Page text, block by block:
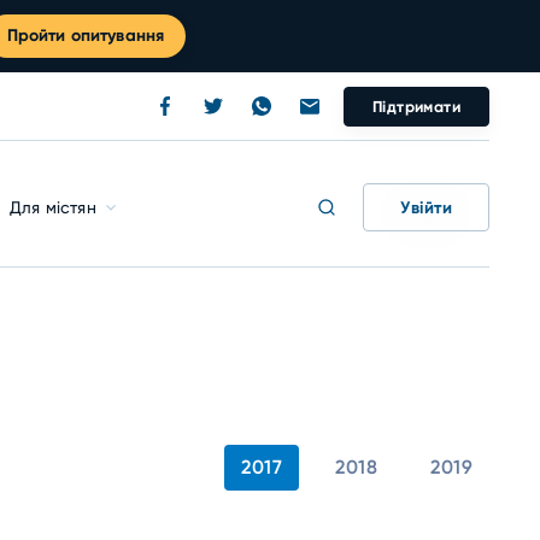
Пройти опитування
Підтримати
Для містян Увійти
2017 2018 2019